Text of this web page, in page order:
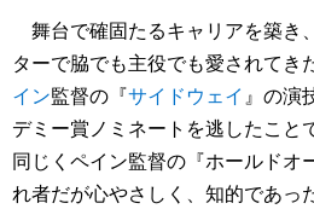
舞台で確固たるキャリアを築き
ターで脇でも主役でも愛されてきた
イン監督の『サイドウェイ 』の演
デミー賞ノミネートを逃したこと
同じくペイン監督の『ホールドオ
れ者だが心やさしく、知的であっ